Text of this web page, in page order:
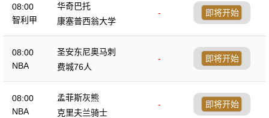
08:00
智利甲
华奇巴托
-
康塞普西翁大学
即将开始
08:00
NBA
圣安东尼奥马刺
-
费城76人
即将开始
08:00
NBA
孟菲斯灰熊
-
克里夫兰骑士
即将开始